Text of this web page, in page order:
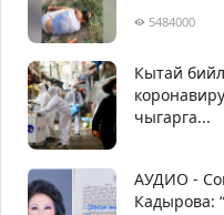
5484000
Кытай
чыгарга...
АУДИО -
Кадырова: